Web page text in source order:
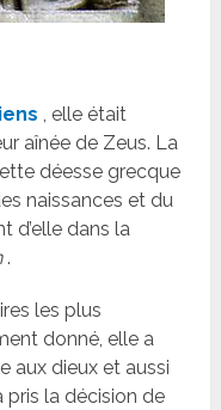
, elle était
aînée de Zeus. La
déesse grecque
naissances et du
d’elle dans la
.
les plus
donné, elle a
aux dieux et aussi
pris la décision de